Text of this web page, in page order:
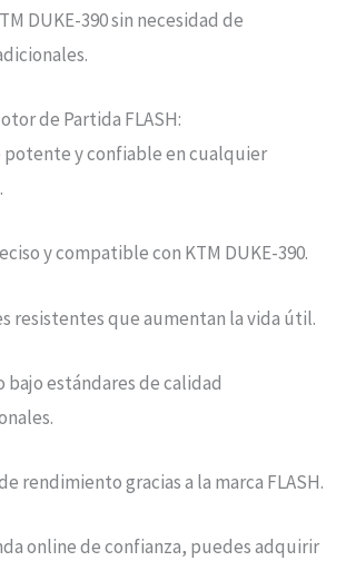
DUKE-390 sin necesidad de
de Partida FLASH:
potente y confiable en cualquier
y compatible con KTM DUKE-390.
resistentes que aumentan la vida útil.
bajo estándares de calidad
rendimiento gracias a la marca FLASH.
online de confianza, puedes adquirir